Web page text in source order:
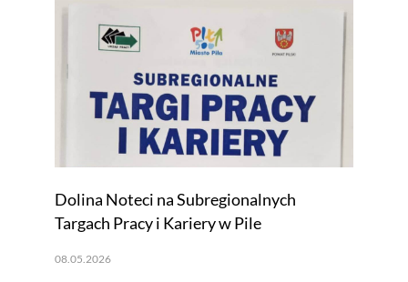
Dolina Noteci na Subregionalnych
Targach Pracy i Kariery w Pile
08.05.2026